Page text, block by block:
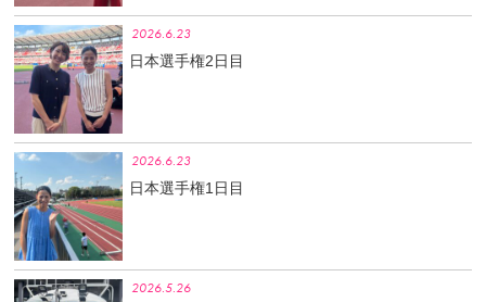
2026.6.23
日本選手権2日目
2026.6.23
日本選手権1日目
2026.5.26